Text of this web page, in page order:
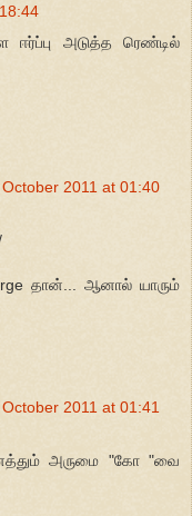
ஈர்ப்பு அடுத்த ரெண்டில்
October 2011 at 01:40
தான்... ஆனால் யாரும்
2011 at 01:41
அருமை "கோ "வை